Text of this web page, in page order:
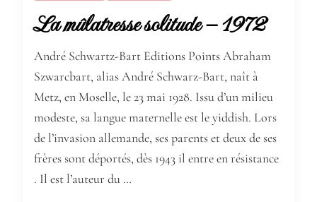
La mûlatresse solitude – 1972
André Schwartz-Bart Editions Points Abraham
Szwarcbart, alias André Schwarz-Bart, naît à
Metz, en Moselle, le 23 mai 1928. Issu d’un milieu
modeste, sa langue maternelle est le yiddish. Lors
de l’invasion allemande, ses parents et deux de ses
frères sont déportés, dès 1943 il entre en résistance
. Il est l’auteur du …